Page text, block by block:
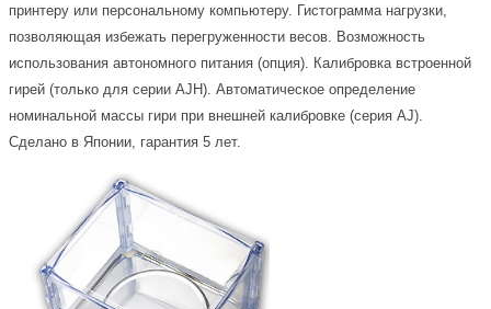
принтеру или персональному компьютеру. Гистограмма нагрузки,
позволяющая избежать перегруженности весов. Возможность
использования автономного питания (опция). Калибровка встроенной
гирей (только для серии AJH). Автоматическое определение
номинальной массы гири при внешней калибровке (серия AJ).
Сделано в Японии, гарантия 5 лет.